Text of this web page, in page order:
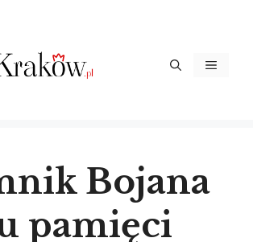
Menu
Bojana
pamięci